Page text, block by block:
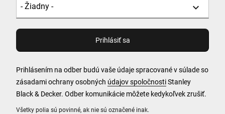
Všetky polia sú povinné, ak nie sú označené inak.
Prihlásením na odber budú vaše údaje spracované v súlade so
zásadami ochrany osobných údajov spoločnostiStanley
Black & Decker. Odber komunikácie môžete kedykoľvek zrušiť.